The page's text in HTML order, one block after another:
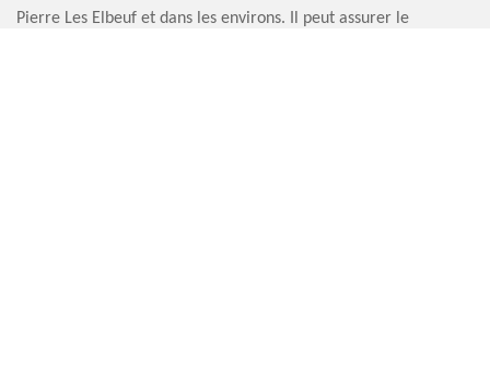
Pierre Les Elbeuf et dans les environs. Il peut assurer le